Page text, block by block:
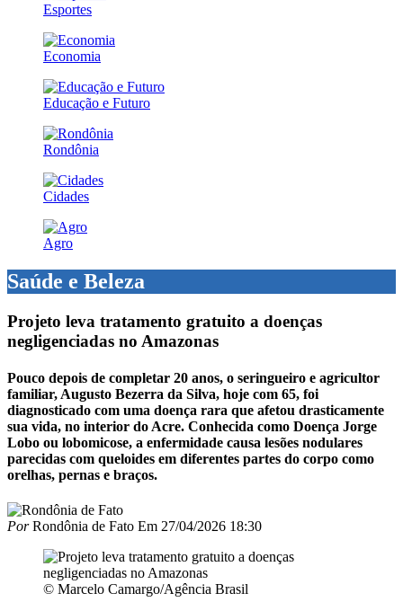
Esportes
Economia
Educação e Futuro
Rondônia
Cidades
Agro
Saúde e Beleza
Projeto leva tratamento gratuito a doenças
negligenciadas no Amazonas
Pouco depois de completar 20 anos, o seringueiro e agricultor
familiar, Augusto Bezerra da Silva, hoje com 65, foi
diagnosticado com uma doença rara que afetou drasticamente
sua vida, no interior do Acre. Conhecida como Doença Jorge
Lobo ou lobomicose, a enfermidade causa lesões nodulares
parecidas com queloides em diferentes partes do corpo como
orelhas, pernas e braços.
PorRondônia de Fato Em 27/04/2026 18:30
© Marcelo Camargo/Agência Brasil